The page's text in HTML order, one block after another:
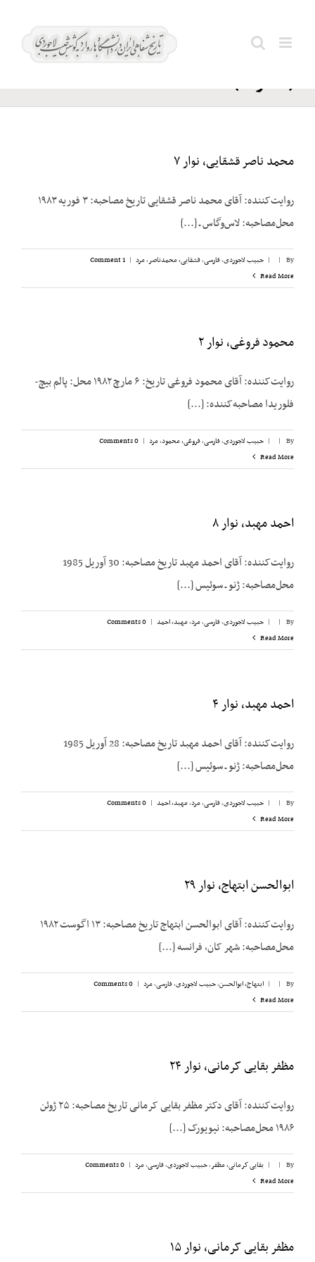
علیرضا
(شاهزاده)
محمد ناصر قشقایی، نوار ۷
روایت‌کننده: آقای محمد ناصر قشقایی تاریخ مصاحبه: ۳ فوریه ۱۹۸۳
محل‌مصاحبه: لاس‌وگاس ـ [...]
By
|
| حبیب لاجوردی,فارسی,قشقایی، محمدناصر,مرد |
1 Comment
Read More
محمود فروغی، نوار ۲
روایت‌کننده: آقای محمود فروغی تاریخ: ۶ مارچ ۱۹۸۲ محل: پالم بیچ-
فلوریدا مصاحبه‌کننده: [...]
By
|
| حبیب لاجوردی,فارسی,فروغی، محمود,مرد |
0 Comments
Read More
احمد مهبد، نوار ۸
روایت‌کننده: آقای احمد مهبد تاریخ مصاحبه: 30 آوریل 1985
محل‌مصاحبه: ژنو ـ سوئیس [...]
By
|
| حبیب لاجوردی,فارسی,مرد,مهبد، احمد |
0 Comments
Read More
احمد مهبد، نوار ۴
روایت‌کننده: آقای احمد مهبد تاریخ مصاحبه: 28 آوریل 1985
محل‌مصاحبه: ژنو ـ سوئیس [...]
By
|
| حبیب لاجوردی,فارسی,مرد,مهبد، احمد |
0 Comments
Read More
ابوالحسن ابتهاج، نوار ۲۹
روایت‌کننده: آقای ابوالحسن ابتهاج تاریخ مصاحبه: ۱۳ اگوست ۱۹۸۲
محل‌مصاحبه: شهر کان، فرانسه [...]
By
|
| ابتهاج، ابوالحسن,حبیب لاجوردی,فارسی,مرد |
0 Comments
Read More
مظفر بقایی کرمانی، نوار ۲۴
روایت‌کننده: آقای دکتر مظفر بقایی کرمانی تاریخ مصاحبه: ۲۵ ژوئن
۱۹۸۶ محل‌مصاحبه: نیویورک [...]
By
|
| بقایی کرمانی، مظفر,حبیب لاجوردی,فارسی,مرد |
0 Comments
Read More
مظفر بقایی کرمانی، نوار ۱۵